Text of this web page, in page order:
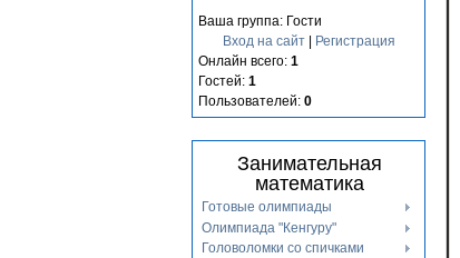
Ваша группа: Гости
Вход на сайт|
Регистрация
Онлайн всего: 1
Гостей: 1
Пользователей: 0
Занимательная
математика
Готовые олимпиады
Олимпиада "Кенгуру"
Головоломки со спичками